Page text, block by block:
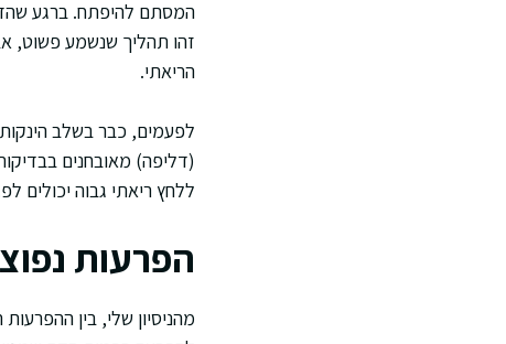
המסתם להיפתח. ברגע
זהו תהליך שנשמע פשוט,
הריאתי.
לפעמים, כבר בשלב
(דליפה) מאובחנים בבדיקות
ללחץ ריאתי גבוה יכולים
הפרעות